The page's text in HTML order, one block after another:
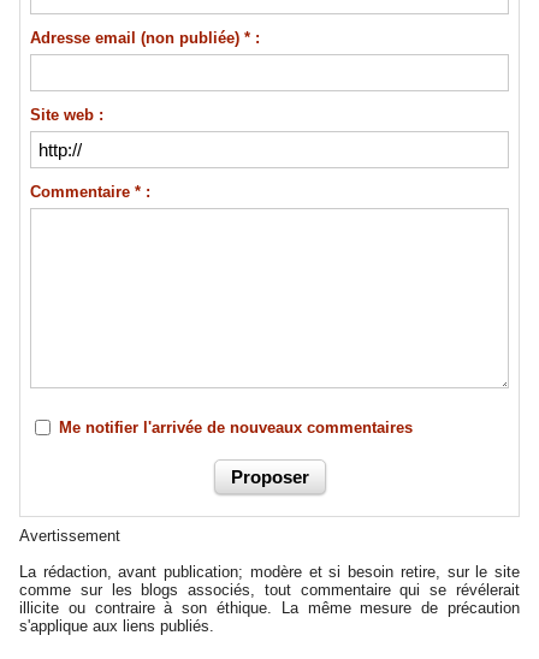
Adresse email (non publiée) * :
Site web :
Commentaire * :
Me notifier l'arrivée de nouveaux commentaires
Avertissement
La rédaction, avant publication; modère et si besoin retire, sur le site
comme sur les blogs associés, tout commentaire qui se révélerait
illicite ou contraire à son éthique. La même mesure de précaution
s'applique aux liens publiés.